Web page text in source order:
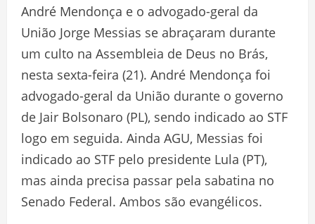
André Mendonça e o advogado-geral da
União Jorge Messias se abraçaram durante
um culto na Assembleia de Deus no Brás,
nesta sexta-feira (21). André Mendonça foi
advogado-geral da União durante o governo
de Jair Bolsonaro (PL), sendo indicado ao STF
logo em seguida. Ainda AGU, Messias foi
indicado ao STF pelo presidente Lula (PT),
mas ainda precisa passar pela sabatina no
Senado Federal. Ambos são evangélicos.